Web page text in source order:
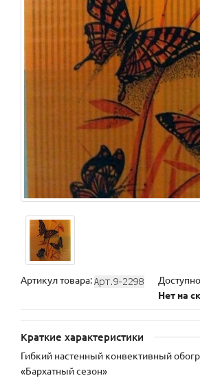
Артикул товара:
Нет на
Краткие характеристики
Гибкий настенный конвективный
«Бархатный сезон»